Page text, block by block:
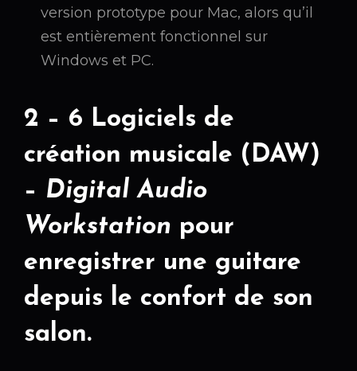
version prototype pour Mac, alors qu’il
est entièrement fonctionnel sur
Windows et PC.
2 – 6 Logiciels de
création musicale (DAW)
– Digital Audio
Workstation pour
enregistrer une guitare
depuis le confort de son
salon.